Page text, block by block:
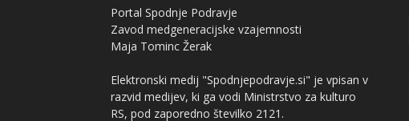
Portal Spodnje Podravje
Zavod medgeneracijske vzajemnosti
Maja Tominc Žerak
Elektronski medij "Spodnjepodravje.si" je vpisan v
razvid medijev, ki ga vodi Ministrstvo za kulturo
RS, pod zaporedno številko 2121.